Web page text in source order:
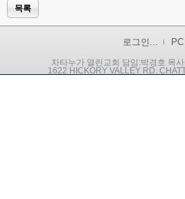
목록
로그인... PC
차타누가 열린교회 담임:박경호 목
1622 HICKORY VALLEY RD.